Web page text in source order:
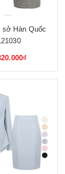
sở Hàn Quốc